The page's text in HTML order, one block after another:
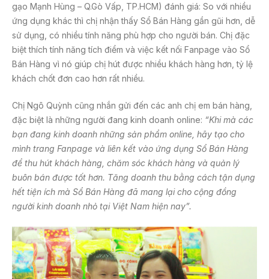
gạo Mạnh Hùng – Q.Gò Vấp, TP.HCM) đánh giá: So với nhiều
ứng dụng khác thì chị nhận thấy Sổ Bán Hàng gần gũi hơn, dễ
sử dụng, có nhiều tính năng phù hợp cho người bán. Chị đặc
biệt thích tính năng tích điểm và việc kết nối Fanpage vào Sổ
Bán Hàng vì nó giúp chị hút được nhiều khách hàng hơn, tỷ lệ
khách chốt đơn cao hơn rất nhiều.
Chị Ngô Quỳnh cũng nhắn gửi đến các anh chị em bán hàng,
đặc biệt là những người đang kinh doanh online: “Khi mà các
bạn đang kinh doanh những sản phẩm online, hãy tạo cho
mình trang Fanpage và liên kết vào ứng dụng Sổ Bán Hàng
để thu hút khách hàng, chăm sóc khách hàng và quản lý
buôn bán được tốt hơn. Tăng doanh thu bằng cách tận dụng
hết tiện ích mà Sổ Bán Hàng đã mang lại cho cộng đồng
người kinh doanh nhỏ tại Việt Nam hiện nay”.